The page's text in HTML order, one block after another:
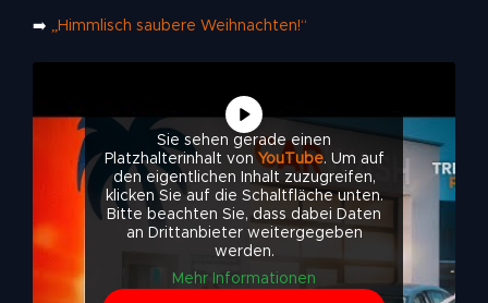
➡️ „Himmlisch saubere Weihnachten!“
Sie sehen gerade einen
Platzhalterinhalt vonYouTube. Um auf
den eigentlichen Inhalt zuzugreifen,
klicken Sie auf die Schaltfläche unten.
Bitte beachten Sie, dass dabei Daten
an Drittanbieter weitergegeben
werden.
Mehr Informationen